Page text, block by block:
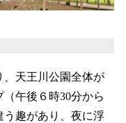
、天王川公園全体が
午後６時30分から
う趣があり、夜に浮